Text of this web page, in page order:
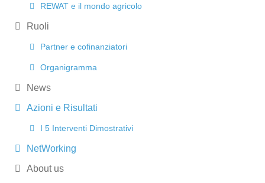
REWAT e il mondo agricolo
Ruoli
Partner e cofinanziatori
Organigramma
News
Azioni e Risultati
I 5 Interventi Dimostrativi
NetWorking
About us